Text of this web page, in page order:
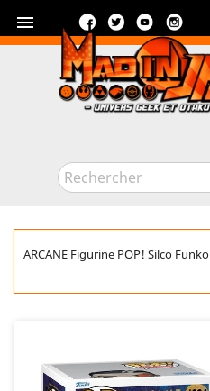
 FacebookTwitterYouTube
ARCANE Figurine POP! Silco Funko